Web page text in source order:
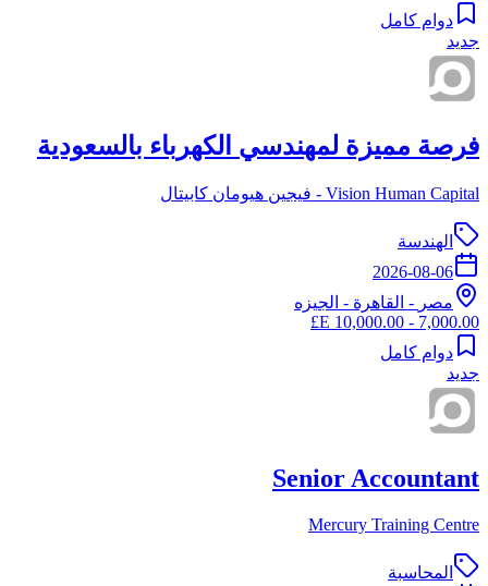
دوام كامل
جديد
فرصة مميزة لمهندسي الكهرباء بالسعودية
Vision Human Capital - فيجين هيومان كابيتال
الهندسة
2026-08-06
مصر - القاهرة - الجيزه
7,000.00 - 10,000.00 E£
دوام كامل
جديد
Senior Accountant
Mercury Training Centre
المحاسبة